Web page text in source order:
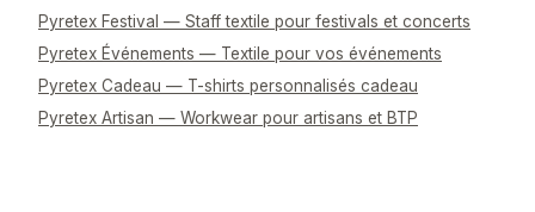
Pyretex Festival — Staff textile pour festivals et concerts
Pyretex Événements — Textile pour vos événements
Pyretex Cadeau — T-shirts personnalisés cadeau
Pyretex Artisan — Workwear pour artisans et BTP